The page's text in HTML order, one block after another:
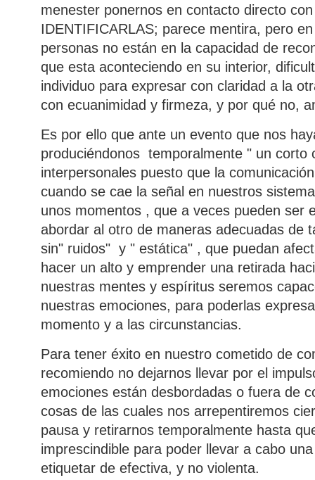
menester ponernos en contacto directo
IDENTIFICARLAS; parece mentira, pero
personas no están en la capacidad de
que esta aconteciendo en su interior,
individuo para expresar con claridad a la
con ecuanimidad y firmeza, y por qué no,
Es por ello que ante un evento que nos
produciéndonos temporalmente " un corto
interpersonales puesto que la
cuando se cae la señal en nuestros
unos momentos , que a veces pueden
abordar al otro de maneras adecuadas de
sin" ruidos" y " estática" , que puedan
hacer un alto y emprender una retirada
nuestras mentes y espíritus seremos
nuestras emociones, para poderlas
momento y a las circunstancias.
Para tener éxito en nuestro cometido de
recomiendo no dejarnos llevar por el
emociones están desbordadas o fuera de
cosas de las cuales nos arrepentiremos
pausa y retirarnos temporalmente hasta
imprescindible para poder llevar a cabo
etiquetar de efectiva, y no violenta.